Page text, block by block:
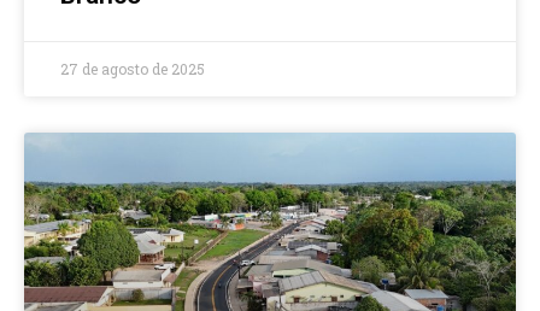
27 de agosto de 2025